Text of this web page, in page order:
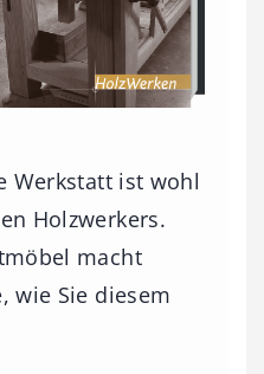
Werkstatt ist wohl
Holzwerkers.
macht
wie Sie diesem